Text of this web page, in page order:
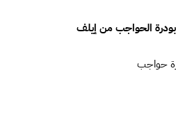
الحواجب من إيلف
حواجب